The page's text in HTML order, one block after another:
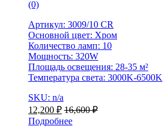
(0)
Артикул: 3009/10 CR
Основной цвет: Хром
Количество ламп: 10
Мощность: 320W
Площадь освещения: 28-35 м²
Температура света: 3000K-6500K
SKU: n/a
12,200 ₽ 16,600₽
Подробнее